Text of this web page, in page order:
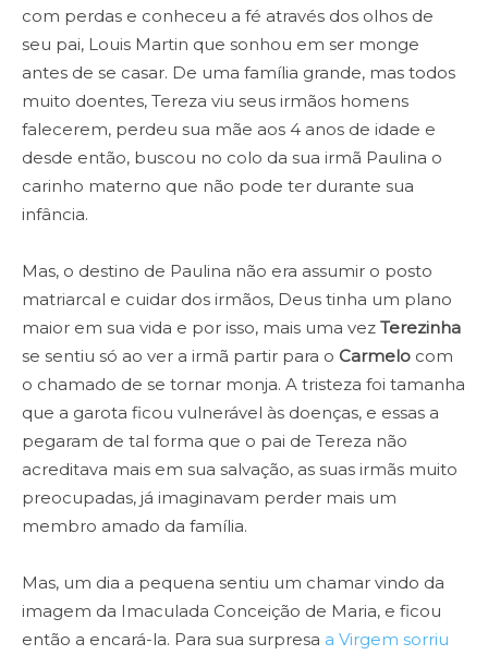
com perdas e conheceu a fé através dos olhos de
seu pai, Louis Martin que sonhou em ser monge
antes de se casar. De uma família grande, mas todos
muito doentes, Tereza viu seus irmãos homens
falecerem, perdeu sua mãe aos 4 anos de idade e
desde então, buscou no colo da sua irmã Paulina o
carinho materno que não pode ter durante sua
infância.
Mas, o destino de Paulina não era assumir o posto
matriarcal e cuidar dos irmãos, Deus tinha um plano
maior em sua vida e por isso, mais uma vez Terezinha
se sentiu só ao ver a irmã partir para o Carmelo com
o chamado de se tornar monja. A tristeza foi tamanha
que a garota ficou vulnerável às doenças, e essas a
pegaram de tal forma que o pai de Tereza não
acreditava mais em sua salvação, as suas irmãs muito
preocupadas, já imaginavam perder mais um
membro amado da família.
Mas, um dia a pequena sentiu um chamar vindo da
imagem da Imaculada Conceição de Maria, e ficou
então a encará-la. Para sua surpresa a Virgem sorriu